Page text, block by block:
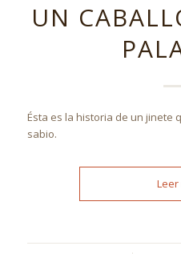
UN
Ésta es la historia de un jinete
sabio.
Leer